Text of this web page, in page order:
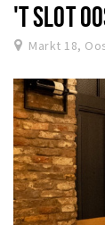
'T SLOT
Markt 18,